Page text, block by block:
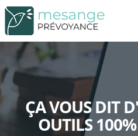
ÇA VOUS DIT
OUTILS